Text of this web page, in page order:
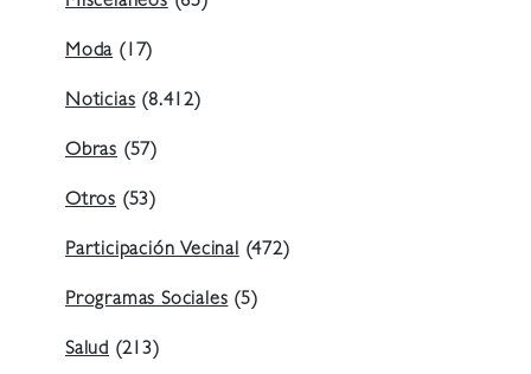
Moda (17)
Noticias (8.412)
Obras (57)
Otros (53)
Participación Vecinal (472)
Programas Sociales (5)
Salud (213)